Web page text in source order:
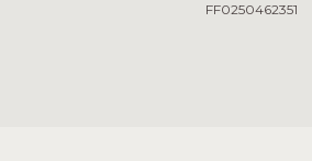
FF0250462351